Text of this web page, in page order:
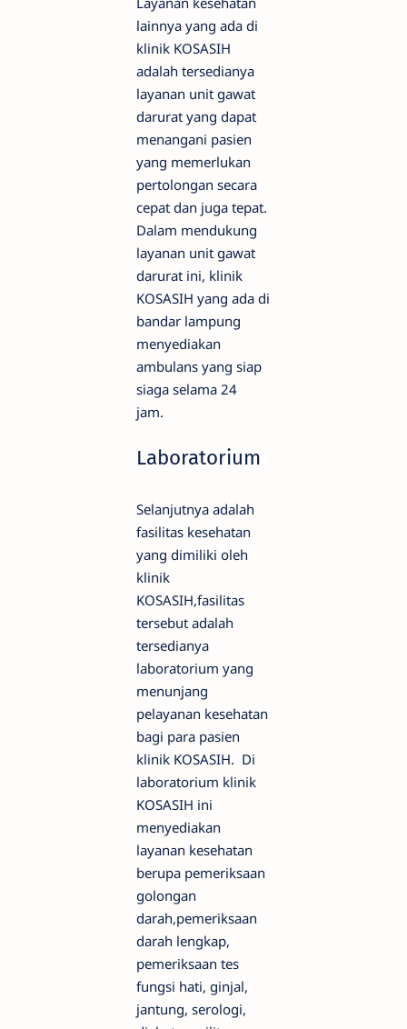
lainnya yang ada di
klinik KOSASIH
adalah tersedianya
layanan unit gawat
darurat yang dapat
menangani pasien
yang memerlukan
pertolongan secara
cepat dan juga tepat.
Dalam mendukung
layanan unit gawat
darurat ini, klinik
KOSASIH yang ada di
bandar lampung
menyediakan
ambulans yang siap
siaga selama 24
jam.
Laboratorium
Selanjutnya adalah
fasilitas kesehatan
yang dimiliki oleh
klinik
KOSASIH,fasilitas
tersebut adalah
tersedianya
laboratorium yang
menunjang
pelayanan kesehatan
bagi para pasien
klinik KOSASIH. Di
laboratorium klinik
KOSASIH ini
menyediakan
layanan kesehatan
berupa pemeriksaan
golongan
darah,pemeriksaan
darah lengkap,
pemeriksaan tes
fungsi hati, ginjal,
jantung, serologi,